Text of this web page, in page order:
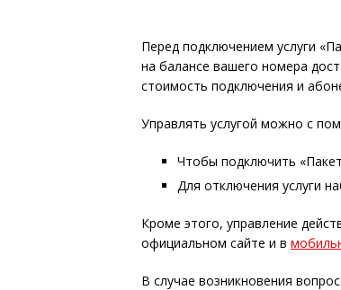
Перед подключением услуги
на балансе вашего номера
стоимость подключения и
Управлять услугой можно с
Чтобы подключить
Для отключения услуги
Кроме этого, управление
официальном сайте и в
В случае возникновения